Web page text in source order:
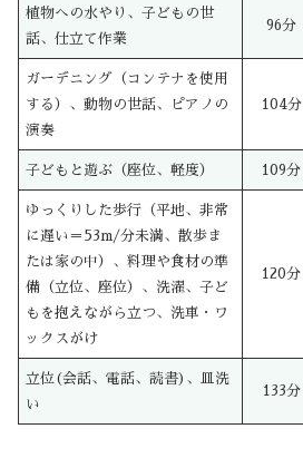
植物への水やり、子どもの世
話、仕立て作業
96分
ガーデニング（コンテナを使用
する）、動物の世話、ピアノの
演奏
104分
子どもと遊ぶ（座位、軽度） 109分
ゆっくりした歩行（平地、非常
に遅い＝53m/分未満、散歩ま
たは家の中）、料理や食材の準
備（立位、座位）、洗濯、子ど
もを抱えながら立つ、洗車・ワ
ックスがけ
120分
立位(会話、電話、読書)、皿洗
い
133分